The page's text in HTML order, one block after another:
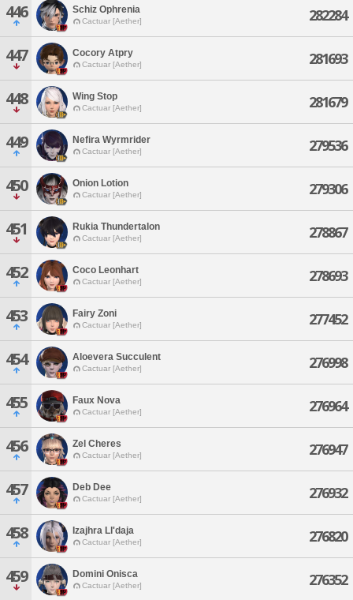
446 Schiz Ophrenia
Cactuar [Aether] 282284
447 Cocory Atpry
Cactuar [Aether] 281693
448 Wing Stop
Cactuar [Aether] 281679
449 Nefira Wyrmrider
Cactuar [Aether] 279536
450 Onion Lotion
Cactuar [Aether] 279306
451 Rukia Thundertalon
Cactuar [Aether] 278867
452 Coco Leonhart
Cactuar [Aether] 278693
453 Fairy Zoni
Cactuar [Aether] 277452
454 Aloevera Succulent
Cactuar [Aether] 276998
455 Faux Nova
Cactuar [Aether] 276964
456 Zel Cheres
Cactuar [Aether] 276947
457 Deb Dee
Cactuar [Aether] 276932
458 Izajhra Ll'daja
Cactuar [Aether] 276820
459 Domini Onisca
Cactuar [Aether] 276352